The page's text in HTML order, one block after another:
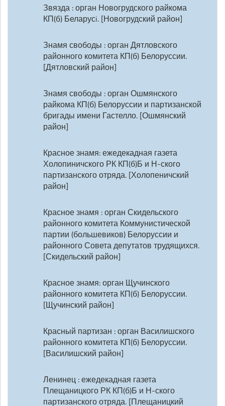
Звязда : орган Новогрудского райкома
КП(б) Беларусi. [Новогрудский район]
Знамя свободы : орган Дятловского
районного комитета КП(б) Белоруссии.
[Дятловский район]
Знамя свободы : орган Ошмянского
райкома КП(б) Белоруссии и партизанской
бригады имени Гастелло. [Ошмянский
район]
Красное знамя: ежедекадная газета
Холопиничского РК КП(б)Б и Н-ского
партизанского отряда. [Холопеничский
район]
Красное знамя : орган Скидельского
районного комитета Коммунистической
партии (большевиков) Белоруссии и
районного Совета депутатов трудящихся.
[Скидельский район]
Красное знамя: орган Щучинского
районного комитета КП(б) Белоруссии.
[Щучинский район]
Красный партизан : орган Василишского
районного комитета КП(б) Белоруссии.
[Василишский район]
Ленинец : ежедекадная газета
Плещаницкого РК КП(б)Б и Н-ского
партизанского отряда. [Плещаницкий